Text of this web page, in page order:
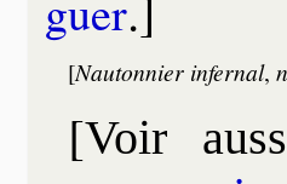
guer
[Nauton­nier infer­nal,
[Voir